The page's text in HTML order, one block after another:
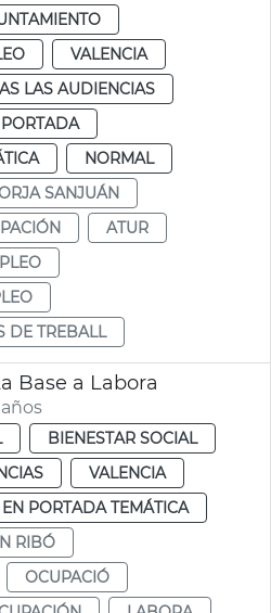
VALENCIA
LAS AUDIENCIAS
NORMAL
SANJUÁN
ATUR
DE TREBALL
Base a Labora
BIENESTAR SOCIAL
VALENCIA
EN PORTADA TEMÁTICA
RIBÓ
OCUPACIÓ